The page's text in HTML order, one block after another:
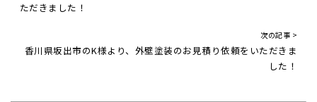
ただきました！
次の記事 >
香川県坂出市のK様より、外壁塗装のお見積り依頼をいただきま
した！